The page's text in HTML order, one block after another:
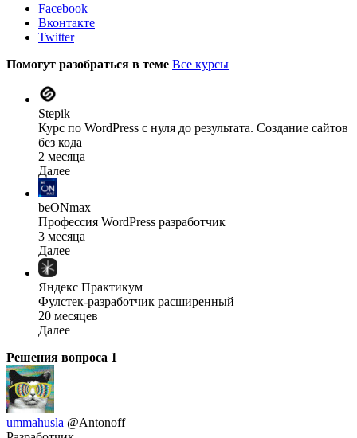
Facebook
Вконтакте
Twitter
Помогут разобраться в теме Все курсы
Stepik
Курс по WordPress с нуля до результата. Создание сайтов
без кода
2 месяца
Далее
beONmax
Профессия WordPress разработчик
3 месяца
Далее
Яндекс Практикум
Фулстек-разработчик расширенный
20 месяцев
Далее
Решения вопроса 1
ummahusla @Antonoff